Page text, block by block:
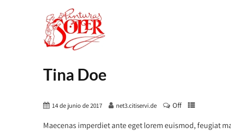
Tina Doe
14 de junio de 2017 net3.citiservi.de Off
Maecenas imperdiet ante eget lorem euismod, feugiat